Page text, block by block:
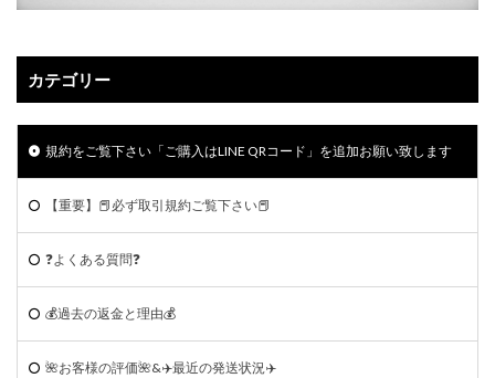
カテゴリー
規約をご覧下さい「ご購入はLINE QRコード」を追加お願い致します
【重要】📕必ず取引規約ご覧下さい📕
❓よくある質問❓
💰過去の返金と理由💰
🌺お客様の評価🌺&✈️最近の発送状況✈️